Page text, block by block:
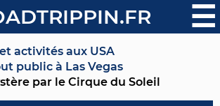
☰
activités aux USA
public à Las Vegas
par le Cirque du Soleil